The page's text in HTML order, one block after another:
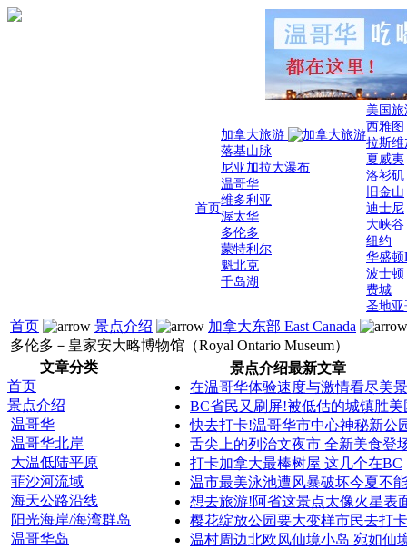
首页
加拿大旅游
落基山脉
尼亚加拉大瀑布
温哥华
维多利亚
渥太华
多伦多
蒙特利尔
魁北克
千岛湖
美国
西雅图
拉斯维
夏威夷
洛衫矶
旧金山
迪士尼
大峡谷
纽约
华盛顿
波士顿
费城
圣地亚
首页 景点介绍
加拿大东部 East Canada
多伦多－皇家安大略博物馆（Royal Ontario Museum）
文章分类
首页
景点介绍
温哥华
温哥华北岸
大温低陆平原
菲沙河流域
海天公路沿线
阳光海岸/海湾群岛
温哥华岛
景点介绍最新文章
在温哥华体验速度与激情看尽美景
BC省民又刷屏!被低估的城镇胜美
快去打卡!温哥华市中心神秘新公
舌尖上的列治文夜市 全新美食登
打卡加拿大最棒树屋 这几个在BC
温市最美泳池遭风暴破坏今夏不
想去旅游!阿省这景点太像火星表
樱花绽放公园要大变样市民去打卡
温村周边北欧风仙境小岛 宛如仙